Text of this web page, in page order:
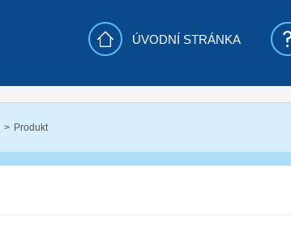
ÚVODNÍ STRÁNKA
Produkt